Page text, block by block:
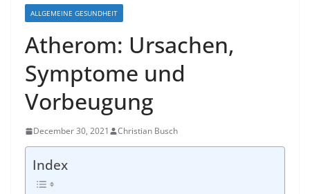
ALLGEMEINE GESUNDHEIT
Atherom: Ursachen,
Symptome und
Vorbeugung
December 30, 2021 Christian Busch
Index